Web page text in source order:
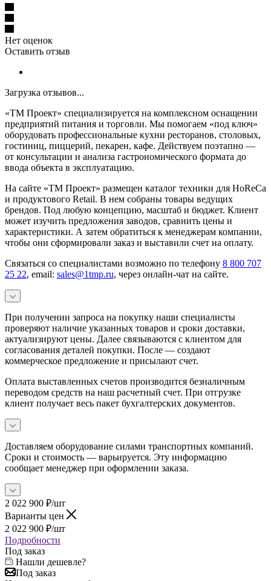
Нет оценок
Оставить отзыв
Загрузка отзывов...
«ТМ Проект» специализируется на комплексном оснащении
предприятий питания и торговли. Мы помогаем «под ключ»
оборудовать профессиональные кухни ресторанов, столовых,
гостиниц, пиццерий, пекарен, кафе. Действуем поэтапно —
от консультации и анализа гастрономического формата до
ввода объекта в эксплуатацию.
На сайте «ТМ Проект» размещен каталог техники для HoReCa
и продуктового Retail. В нем собраны товары ведущих
брендов. Под любую концепцию, масштаб и бюджет. Клиент
может изучить предложения заводов, сравнить цены и
характеристики. А затем обратиться к менеджерам компании,
чтобы они сформировали заказ и выставили счет на оплату.
Связаться со специалистами возможно по телефону 8 800 707
25 22, email: sales@1tmp.ru, через онлайн-чат на сайте.
При получении запроса на покупку наши специалисты
проверяют наличие указанных товаров и сроки доставки,
актуализируют цены. Далее связываются с клиентом для
согласования деталей покупки. После — создают
коммерческое предложение и присылают счет.
Оплата выставленных счетов производится безналичным
переводом средств на наш расчетный счет. При отгрузке
клиент получает весь пакет бухгалтерских документов.
Доставляем оборудование силами транспортных компаний.
Сроки и стоимость — варьируется. Эту информацию
сообщает менеджер при оформлении заказа.
2 022 900 ₽/шт
Варианты цен
2 022 900 ₽/шт
Подробности
Под заказ
Нашли дешевле?
Под заказ